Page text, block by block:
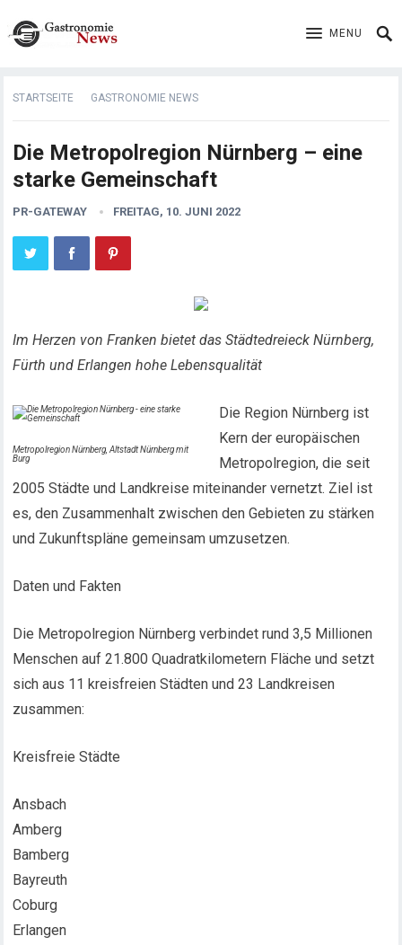
MENU
STARTSEITE GASTRONOMIE NEWS
Die Metropolregion Nürnberg – eine
starke Gemeinschaft
PR-GATEWAY FREITAG, 10. JUNI 2022
Im Herzen von Franken bietet das Städtedreieck Nürnberg,
Fürth und Erlangen hohe Lebensqualität
Metropolregion Nürnberg, Altstadt Nürnberg mit
Burg
Die Region Nürnberg ist
Kern der europäischen
Metropolregion, die seit
2005 Städte und Landkreise miteinander vernetzt. Ziel ist
es, den Zusammenhalt zwischen den Gebieten zu stärken
und Zukunftspläne gemeinsam umzusetzen.
Daten und Fakten
Die Metropolregion Nürnberg verbindet rund 3,5 Millionen
Menschen auf 21.800 Quadratkilometern Fläche und setzt
sich aus 11 kreisfreien Städten und 23 Landkreisen
zusammen:
Kreisfreie Städte
Ansbach
Amberg
Bamberg
Bayreuth
Coburg
Erlangen